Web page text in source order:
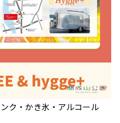
ク・かき氷・アルコール